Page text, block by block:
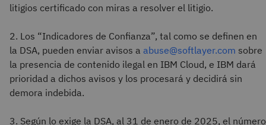
litigios certificado con miras a resolver el litigio.
2. Los “Indicadores de Confianza”, tal como se definen en
la DSA, pueden enviar avisos a abuse@softlayer.com sobre
la presencia de contenido ilegal en IBM Cloud, e IBM dará
prioridad a dichos avisos y los procesará y decidirá sin
demora indebida.
3. Según lo exige la DSA, al 31 de enero de 2025, el número